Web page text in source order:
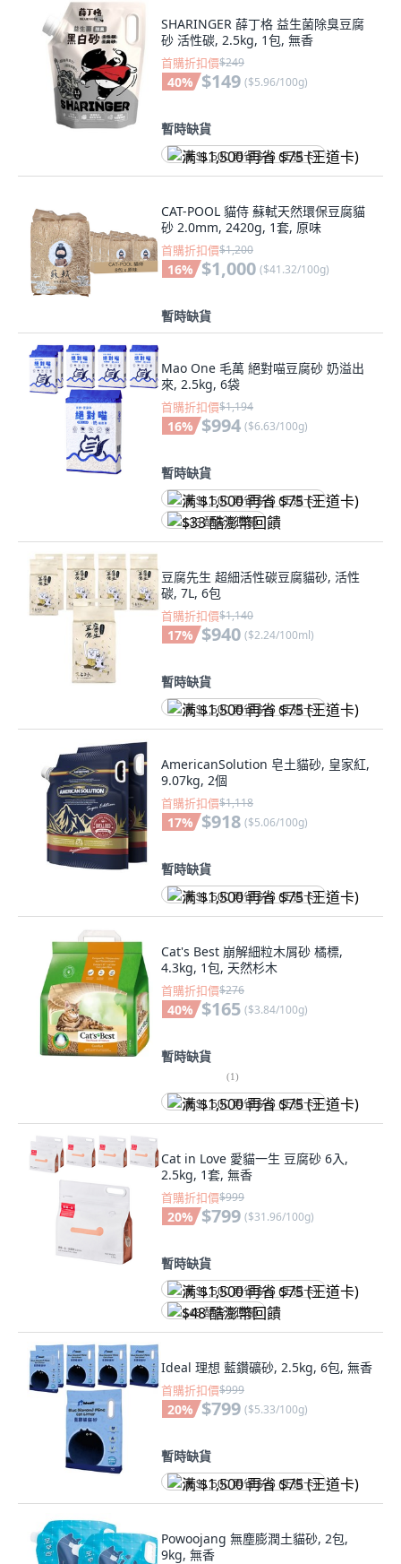
SHARINGER 薛丁格 益生菌除臭豆腐
砂 活性碳, 2.5kg, 1包, 無香
首購折扣價$249
40% $149 ($5.96/100g)
暫時缺貨
满 $1,500 再省 $75 (王道卡)
CAT-POOL 貓侍 蘇軾天然環保豆腐貓
砂 2.0mm, 2420g, 1套, 原味
首購折扣價$1,200
16% $1,000 ($41.32/100g)
暫時缺貨
Mao One 毛萬 絕對喵豆腐砂 奶溢出
來, 2.5kg, 6袋
首購折扣價$1,194
16% $994 ($6.63/100g)
暫時缺貨
满 $1,500 再省 $75 (王道卡)
$33 酷澎幣回饋
豆腐先生 超細活性碳豆腐貓砂, 活性
碳, 7L, 6包
首購折扣價$1,140
17% $940 ($2.24/100ml)
暫時缺貨
满 $1,500 再省 $75 (王道卡)
AmericanSolution 皂土貓砂, 皇家紅,
9.07kg, 2個
首購折扣價$1,118
17% $918 ($5.06/100g)
暫時缺貨
满 $1,500 再省 $75 (王道卡)
Cat's Best 崩解細粒木屑砂 橘標,
4.3kg, 1包, 天然杉木
首購折扣價$276
40% $165 ($3.84/100g)
暫時缺貨
(1)
满 $1,500 再省 $75 (王道卡)
Cat in Love 愛貓一生 豆腐砂 6入,
2.5kg, 1套, 無香
首購折扣價$999
20% $799 ($31.96/100g)
暫時缺貨
满 $1,500 再省 $75 (王道卡)
$48 酷澎幣回饋
Ideal 理想 藍鑽礦砂, 2.5kg, 6包, 無香
首購折扣價$999
20% $799 ($5.33/100g)
暫時缺貨
满 $1,500 再省 $75 (王道卡)
Powoojang 無塵膨潤土貓砂, 2包,
9kg, 無香